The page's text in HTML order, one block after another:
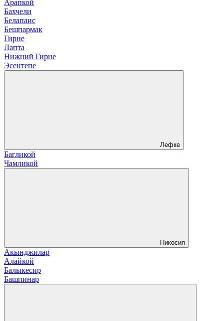
Арапкой
Бахчели
Белапаис
Бешпармак
Гирне
Лапта
Нижний Гирне
Эсентепе
Лефке
Багликой
Чамликой
Никосия
Акынджилар
Алайкой
Балыкесир
Башпинар